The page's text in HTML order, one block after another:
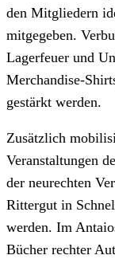
den Mitgliedern
mitgegeben.
Lagerfeuer und
Merchandise-
gestärkt werden.
Zusätzlich
Veranstaltungen
der neurechten
Rittergut in
werden. Im
Bücher rechter